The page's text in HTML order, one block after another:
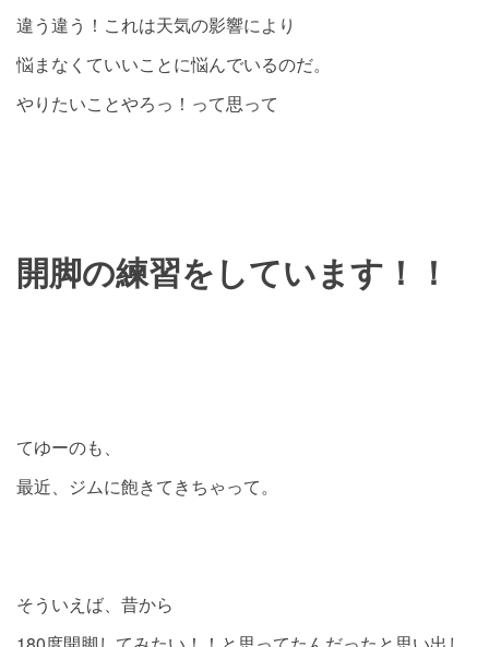
違う違う！これは天気の影響により
悩まなくていいことに悩んでいるのだ。
やりたいことやろっ！って思って
開脚の練習をしています！！
てゆーのも、
最近、ジムに飽きてきちゃって。
そういえば、昔から